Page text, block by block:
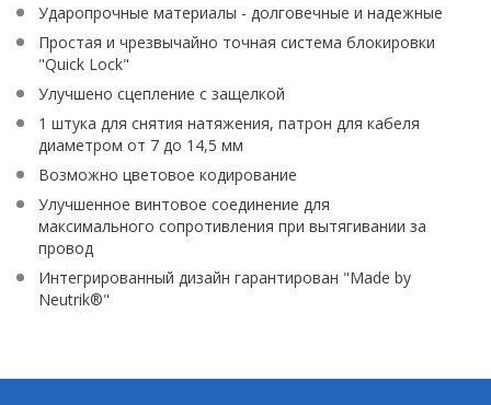
Ударопрочные материалы - долговечные и надежные
Простая и чрезвычайно точная система блокировки
"Quick Lock"
Улучшено сцепление с защелкой
1 штука для снятия натяжения, патрон для кабеля
диаметром от 7 до 14,5 мм
Возможно цветовое кодирование
Улучшенное винтовое соединение для
максимального сопротивления при вытягивании за
провод
Интегрированный дизайн гарантирован "Made by
Neutrik®"